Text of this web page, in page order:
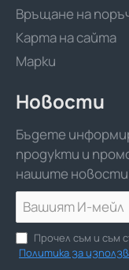
Връщане на
Карта на сайта
Марки
Новости
Бъдете
продукти и
нашите
И-
мейл
Прочел съм и съм
Политика за